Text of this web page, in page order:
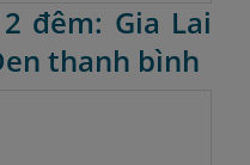
đêm: Gia Lai
thanh bình